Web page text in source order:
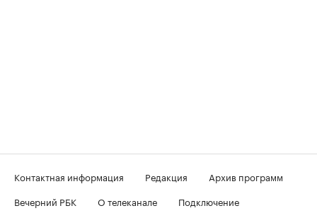
Контактная информация Редакция
Архив программ
Вечерний РБК
О телеканале
Подключение